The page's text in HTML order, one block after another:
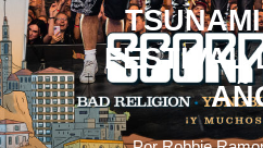
FESTIVAL